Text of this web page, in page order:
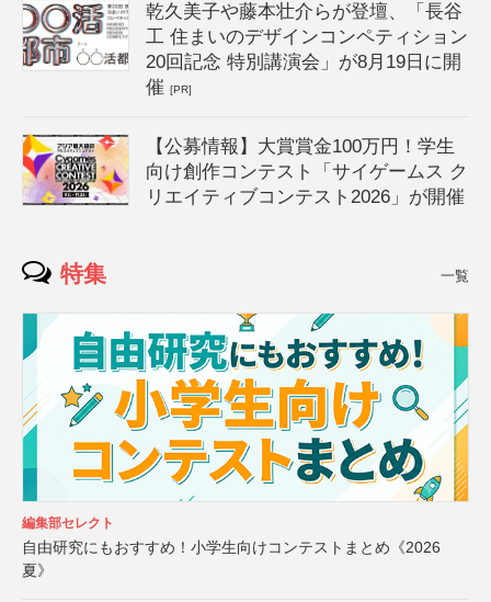
乾久美子や藤本壮介らが登壇、「長谷
工 住まいのデザインコンペティション
20回記念 特別講演会」が8月19日に開
催[PR]
【公募情報】大賞賞金100万円！学生
向け創作コンテスト「サイゲームス ク
リエイティブコンテスト2026」が開催
特集 一覧
編集部セレクト
自由研究にもおすすめ！小学生向けコンテストまとめ《2026
夏》